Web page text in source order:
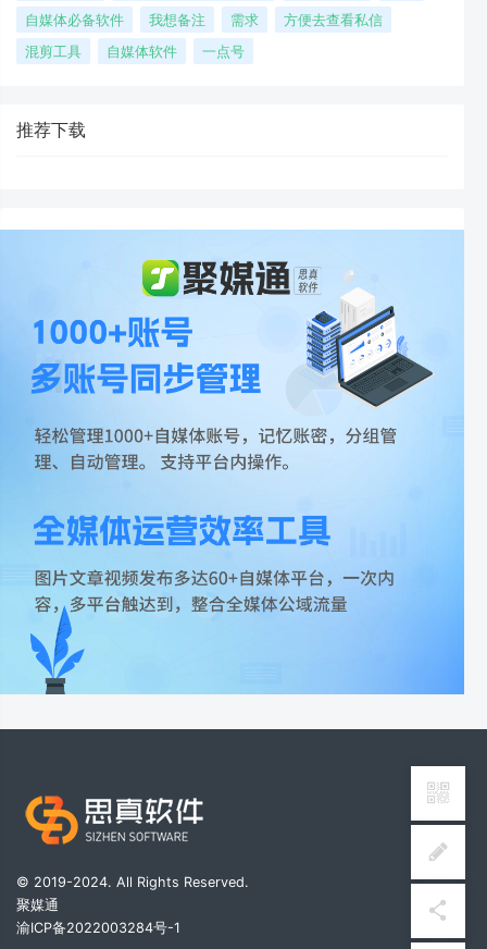
自媒体必备软件
我想备注 需求
方便去查看私信
混剪工具
自媒体软件 一点号
推荐下载
© 2019-2024. All Rights Reserved.
聚媒通
渝ICP备2022003284号-1